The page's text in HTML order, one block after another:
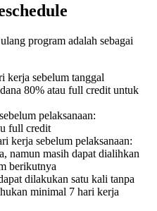
program adalah sebagai
kerja sebelum tanggal
80% atau full credit untuk
pelaksanaan:
full credit
kerja sebelum pelaksanaan:
namun masih dapat dialihkan
berikutnya
dilakukan satu kali tanpa
minimal 7 hari kerja